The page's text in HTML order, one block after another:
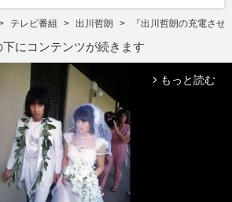
テレビ番組 出川哲朗 『出川哲朗の充電さ
下にコンテンツが続きます
arrow_forward_ios もっと読む